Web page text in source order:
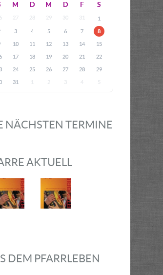
M D M D F S
27 28 29 30 31 1
3 4 5 6 7 8
10 11 12 13 14 15
17 18 19 20 21 22
24 25 26 27 28 29
31 1 2 3 4 5
NÄCHSTEN TERMINE
AKTUELL
DEM PFARRLEBEN